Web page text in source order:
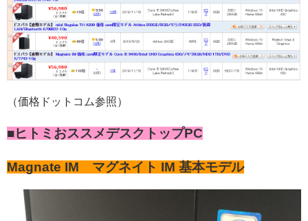
（価格ドットコム参照）
■ヒトミおススメデスクトップPC
Magnate IM マグネイト IM 基本モデル